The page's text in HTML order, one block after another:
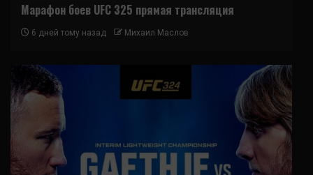
Марафон боев UFC 325 прямая трансляция
6 дней тому назад Михаил Маслов